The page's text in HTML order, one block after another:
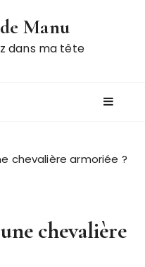
Manu
dans ma tête
chevalière armoriée ?
chevalière